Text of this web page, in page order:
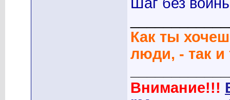
Как ты
люди, - так
Внимание!!!